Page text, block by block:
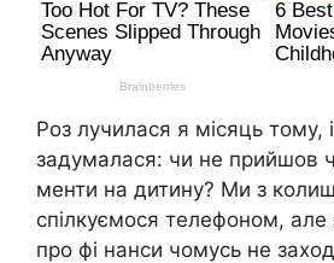
Роз лучилася я місяць тому,
задумалася: чи не прийшов
менти на дитину? Ми з
спілкуємося телефоном, але
про фі нанси чомусь не